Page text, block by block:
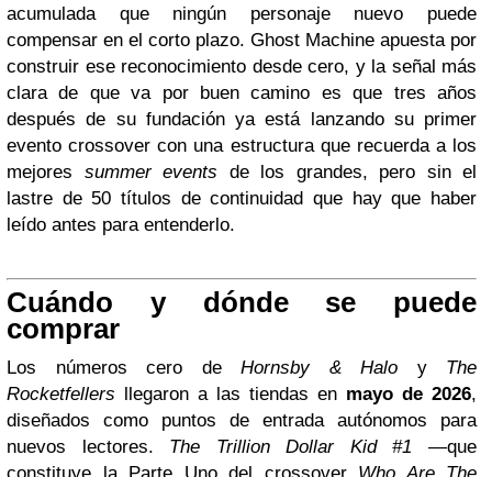
acumulada que ningún personaje nuevo puede
compensar en el corto plazo. Ghost Machine apuesta por
construir ese reconocimiento desde cero, y la señal más
clara de que va por buen camino es que tres años
después de su fundación ya está lanzando su primer
evento crossover con una estructura que recuerda a los
mejores summer events de los grandes, pero sin el
lastre de 50 títulos de continuidad que hay que haber
leído antes para entenderlo.
Cuándo y dónde se puede
comprar
Los números cero de Hornsby & Halo y The
Rocketfellers llegaron a las tiendas en mayo de 2026,
diseñados como puntos de entrada autónomos para
nuevos lectores. The Trillion Dollar Kid #1 —que